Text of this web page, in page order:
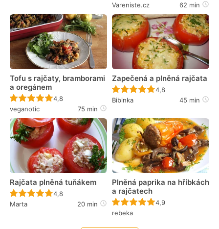
Vareniste.cz
62 min
Tofu s rajčaty, bramborami
a oregánem
Recept ještě nebyl hodnocen
4,8
veganotic
75 min
Zapečená a plněná rajčata
Recept ještě nebyl
4,8
Bibinka
45 min
Rajčata plněná tuňákem
Recept ještě nebyl hodnocen
4,8
Marta
20 min
Plněná paprika na hříbkách
a rajčatech
Recept ještě nebyl
4,9
rebeka